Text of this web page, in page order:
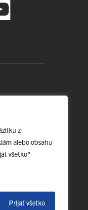
z
alebo obsahu
všetko"
Prijať všetko